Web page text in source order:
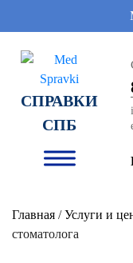
СПРАВКИ
СПБ
Главная /Услуги и
стоматолога